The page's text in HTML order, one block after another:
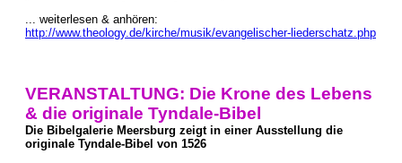
... weiterlesen & anhören:
http://www.theology.de/kirche/musik/evangelischer-liederschatz.php
VERANSTALTUNG: Die Krone des Lebens
& die originale Tyndale-Bibel
Die Bibelgalerie Meersburg zeigt in einer Ausstellung die
originale Tyndale-Bibel von 1526